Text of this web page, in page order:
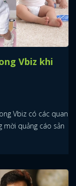
Vbiz khi
Vbiz có các quan
mời quảng cáo sản